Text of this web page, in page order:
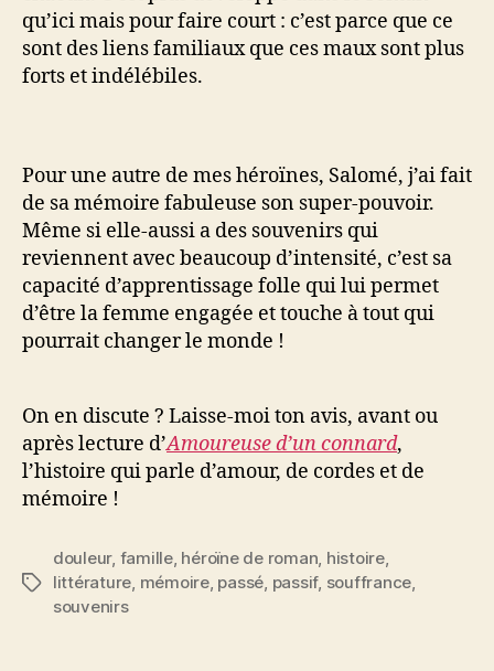
qu’ici mais pour faire court : c’est parce que ce
sont des liens familiaux que ces maux sont plus
forts et indélébiles.
Pour une autre de mes héroïnes, Salomé, j’ai fait
de sa mémoire fabuleuse son super-pouvoir.
Même si elle-aussi a des souvenirs qui
reviennent avec beaucoup d’intensité, c’est sa
capacité d’apprentissage folle qui lui permet
d’être la femme engagée et touche à tout qui
pourrait changer le monde !
On en discute ? Laisse-moi ton avis, avant ou
après lecture d’Amoureuse d’un connard,
l’histoire qui parle d’amour, de cordes et de
mémoire !
Étiquettes
douleur, famille, héroïne de roman histoire,
littérature mémoire, passé passif, souffrance
souvenirs